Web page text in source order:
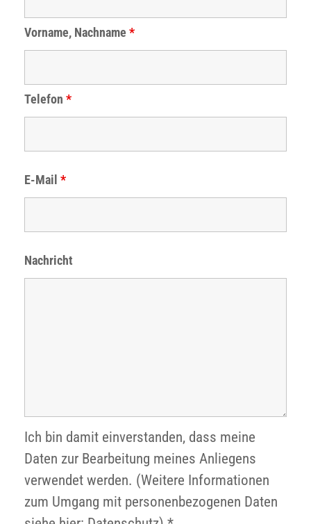
Vorname, Nachname *
Telefon *
E-Mail *
Nachricht
Ich bin damit einverstanden, dass meine
Daten zur Bearbeitung meines Anliegens
verwendet werden. (Weitere Informationen
zum Umgang mit personenbezogenen Daten